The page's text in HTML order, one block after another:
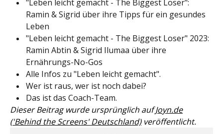
"Leben leicht gemacht - The Biggest Loser":
Ramin & Sigrid über ihre Tipps für ein gesundes
Leben
"Leben leicht gemacht - The Biggest Loser" 2023:
Ramin Abtin & Sigrid Ilumaa über ihre
Ernährungs-No-Gos
Alle Infos zu "Leben leicht gemacht".
Wer ist raus, wer ist noch dabei?
Das ist das Coach-Team.
Dieser Beitrag wurde ursprünglich aufJoyn.de
('Behind the Screens' Deutschland)veröffentlicht.